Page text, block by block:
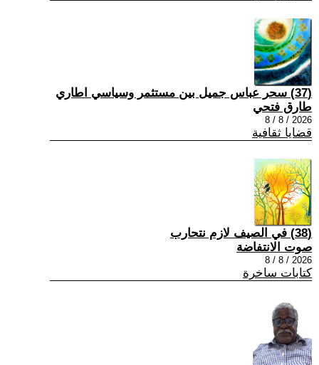
(37) سحر عباس جميل بين مستثمر وسياسي اطاري
طارق فتحي
2026 / 8 / 8
قضايا ثقافية
(38) في الصيف لازم نتحارب
صوت الانتفاضة
2026 / 8 / 8
كتابات ساخرة